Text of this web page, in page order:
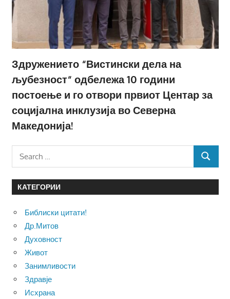
Здружението “Вистински дела на
љубезност“ одбележа 10 години
постоење и го отвори првиот Центар за
социјална инклузија во Северна
Македонија!
SEARCH
КАТЕГОРИИ
Библиски цитати!
Др.Митов
Духовност
Живот
Занимливости
Здравје
Исхрана